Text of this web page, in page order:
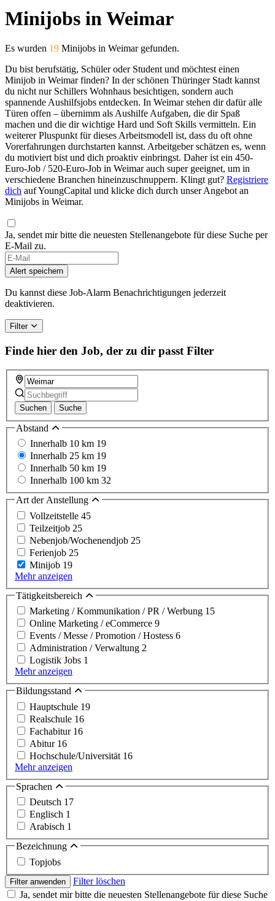
Minijobs in Weimar
Es wurden 19 Minijobs in Weimar gefunden.
Du bist berufstätig, Schüler oder Student und möchtest einen
Minijob in Weimar finden? In der schönen Thüringer Stadt kannst
du nicht nur Schillers Wohnhaus besichtigen, sondern auch
spannende Aushilfsjobs entdecken. In Weimar stehen dir dafür alle
Türen offen – übernimm als Aushilfe Aufgaben, die dir Spaß
machen und die dir wichtige Hard und Soft Skills vermitteln. Ein
weiterer Pluspunkt für dieses Arbeitsmodell ist, dass du oft ohne
Vorerfahrungen durchstarten kannst. Arbeitgeber schätzen es, wenn
du motiviert bist und dich proaktiv einbringst. Daher ist ein 450-
Euro-Job / 520-Euro-Job in Weimar auch super geeignet, um in
verschiedene Branchen hineinzuschnuppern. Klingt gut? Registriere
dich auf YoungCapital und klicke dich durch unser Angebot an
Minijobs in Weimar.
Ja, sendet mir bitte die neuesten Stellenangebote für diese Suche per
E-Mail zu.
Alert speichern
Du kannst diese Job-Alarm Benachrichtigungen jederzeit
deaktivieren.
Filter
Finde hier den Job, der zu dir passt Filter
Suchen Suche
Abstand
Innerhalb 10 km 19
Innerhalb 25 km 19
Innerhalb 50 km 19
Innerhalb 100 km 32
Art der Anstellung
Vollzeitstelle 45
Teilzeitjob 25
Nebenjob/Wochenendjob 25
Ferienjob 25
Minijob 19
Mehr anzeigen
Tätigkeitsbereich
Marketing / Kommunikation / PR / Werbung 15
Online Marketing / eCommerce 9
Events / Messe / Promotion / Hostess 6
Administration / Verwaltung 2
Logistik Jobs 1
Mehr anzeigen
Bildungsstand
Hauptschule 19
Realschule 16
Fachabitur 16
Abitur 16
Hochschule/Universität 16
Mehr anzeigen
Sprachen
Deutsch 17
Englisch 1
Arabisch 1
Bezeichnung
Topjobs
Filter anwenden
Filter löschen
Ja, sendet mir bitte die neuesten Stellenangebote für diese Suche